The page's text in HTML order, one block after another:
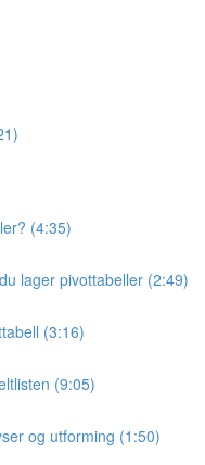
(4:35)
lager pivottabeller (2:49)
(3:16)
(9:05)
og utforming (1:50)